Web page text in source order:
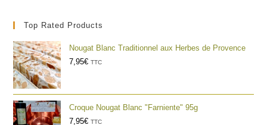
Top Rated Products
Nougat Blanc Traditionnel aux Herbes de Provence
7,95€ TTC
Croque Nougat Blanc "Farniente" 95g
7,95€ TTC